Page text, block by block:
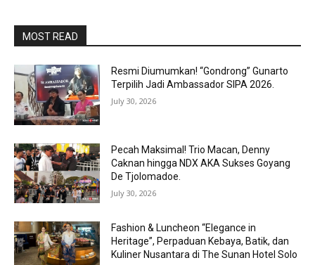
MOST READ
Resmi Diumumkan! “Gondrong” Gunarto
Terpilih Jadi Ambassador SIPA 2026.
July 30, 2026
Pecah Maksimal! Trio Macan, Denny
Caknan hingga NDX AKA Sukses Goyang
De Tjolomadoe.
July 30, 2026
Fashion & Luncheon “Elegance in
Heritage”, Perpaduan Kebaya, Batik, dan
Kuliner Nusantara di The Sunan Hotel Solo